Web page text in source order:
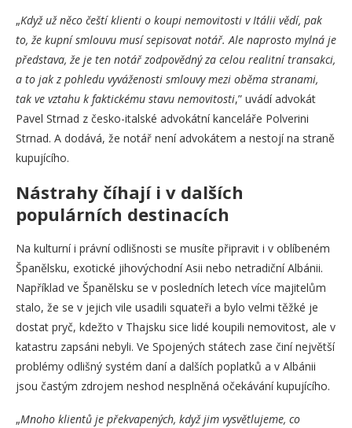
„Když už něco čeští klienti o koupi nemovitosti v Itálii vědí, pak
to, že kupní smlouvu musí sepisovat notář. Ale naprosto mylná je
představa, že je ten notář zodpovědný za celou realitní transakci,
a to jak z pohledu vyváženosti smlouvy mezi oběma stranami,
tak ve vztahu k faktickému stavu nemovitosti,” uvádí advokát
Pavel Strnad z česko-italské advokátní kanceláře Polverini
Strnad. A dodává, že notář není advokátem a nestojí na straně
kupujícího.
Nástrahy číhají i v dalších
populárních destinacích
Na kulturní i právní odlišnosti se musíte připravit i v oblíbeném
Španělsku, exotické jihovýchodní Asii nebo netradiční Albánii.
Například ve Španělsku se v posledních letech více majitelům
stalo, že se v jejich vile usadili squateři a bylo velmi těžké je
dostat pryč, kdežto v Thajsku sice lidé koupili nemovitost, ale v
katastru zapsáni nebyli. Ve Spojených státech zase činí největší
problémy odlišný systém daní a dalších poplatků a v Albánii
jsou častým zdrojem neshod nesplněná očekávání kupujícího.
„Mnoho klientů je překvapených, když jim vysvětlujeme, co